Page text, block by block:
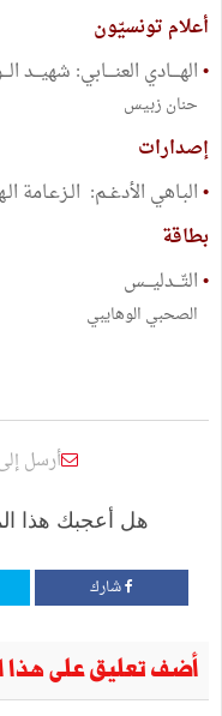
أعلام تونسيّون
•الهــــادي العنــــابي: شهيـــد
حنان زبيس
إصدارات
•البـاهي الأدغــم: الـزعـامة
بطاقة
•التّـــدليـــس
الصحبي الوهايبي
أرسل
هل أعجبك هذا
شارك
أضف تعليق على هذا